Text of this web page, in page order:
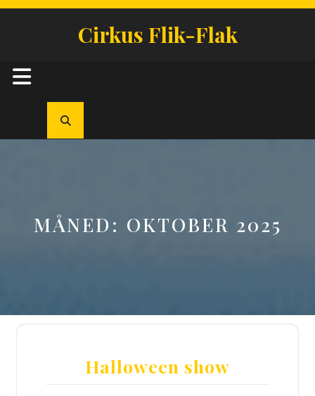
Skip
Cirkus Flik-Flak
Open
Button
MÅNED: OKTOBER 2025
Halloween show